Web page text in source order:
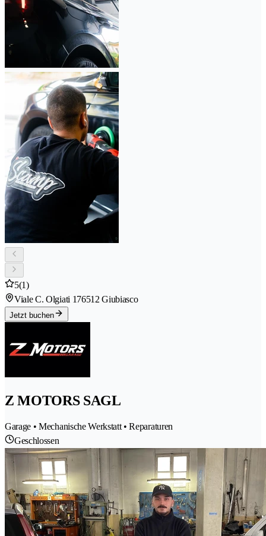
5(1)
Viale C. Olgiati 176512 Giubiasco
Jetzt buchen
Z MOTORS SAGL
Garage • Mechanische Werkstatt • Reparaturen
Geschlossen